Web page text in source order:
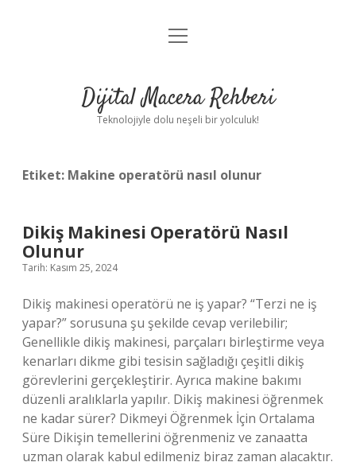
Anasayfa
Yasal Uyarı
menüyü
Dijital Macera Rehberi
Teknolojiyle dolu neşeli bir yolculuk!
Etiket: Makine operatörü nasıl olunur
Dikiş Makinesi Operatörü Nasıl
Olunur
Tarih: Kasım 25, 2024
Dikiş makinesi operatörü ne iş yapar? “Terzi ne iş
yapar?” sorusuna şu şekilde cevap verilebilir;
Genellikle dikiş makinesi, parçaları birleştirme veya
kenarları dikme gibi tesisin sağladığı çeşitli dikiş
görevlerini gerçekleştirir. Ayrıca makine bakımı
düzenli aralıklarla yapılır. Dikiş makinesi öğrenmek
ne kadar sürer? Dikmeyi Öğrenmek İçin Ortalama
Süre Dikişin temellerini öğrenmeniz ve zanaatta
uzman olarak kabul edilmeniz biraz zaman alacaktır.